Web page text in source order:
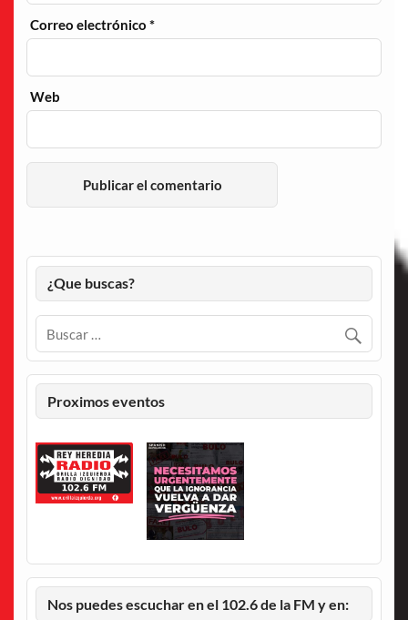
Correo electrónico*
Web
¿Que buscas?
Proximos eventos
Nos puedes escuchar en el 102.6 de la FM y en: